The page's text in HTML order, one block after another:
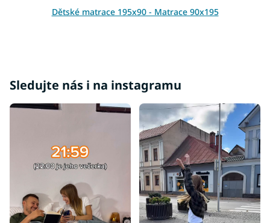
Dětské matrace 195x90 - Matrace 90x195
Dětské matrace 200x120 - Matrace 120x200
Sledujte nás i na instagramu